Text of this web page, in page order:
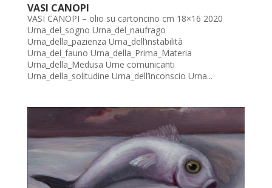
VASI CANOPI
VASI CANOPI – olio su cartoncino cm 18×16 2020
Urna_del_sogno Urna_del_naufrago
Urna_della_pazienza Urna_dell’instabilità
Urna_del_fauno Urna_della_Prima_Materia
Urna_della_Medusa Urne comunicanti
Urna_della_solitudine Urna_dell’inconscio Urna...